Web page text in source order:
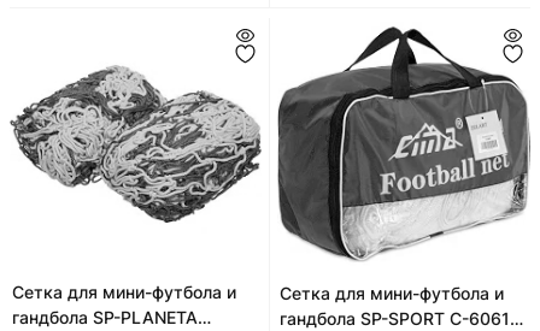
Сетка для мини-футбола и
гандбола SP-PLANETA
Сетка для мини-футбола и
гандбола SP-SPORT C-6061